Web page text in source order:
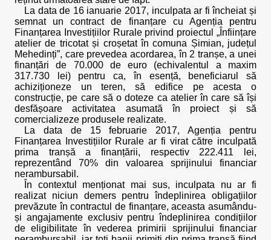
La data de 16 ianuarie 2017, inculpata ar fi încheiat și
semnat un contract de finanțare cu Agenția pentru
Finanțarea Investițiilor Rurale privind proiectul „Înființare
atelier de tricotat și croșetat în comuna Șimian, județul
Mehedinți”, care prevedea acordarea, în 2 tranșe, a unei
finanțări de 70.000 de euro (echivalentul a maxim
317.730 lei) pentru ca, în esență, beneficiarul să
achiziționeze un teren, să edifice pe acesta o
construcție, pe care să o doteze ca atelier în care să își
desfășoare activitatea asumată în proiect și să
comercializeze produsele realizate.
La data de 15 februarie 2017, Agenția pentru
Finanțarea Investițiilor Rurale ar fi virat către inculpată
prima tranșă a finanțării, respectiv 222.411 lei,
reprezentând 70% din valoarea sprijinului financiar
nerambursabil.
În contextul menționat mai sus, inculpata nu ar fi
realizat niciun demers pentru îndeplinirea obligațiilor
prevăzute în contractul de finanțare, aceasta asumându-
și angajamente exclusiv pentru îndeplinirea condițiilor
de eligibilitate în vederea primirii sprijinului financiar